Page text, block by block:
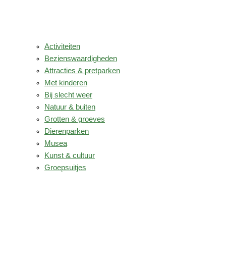
Activiteiten
Bezienswaardigheden
Attracties & pretparken
Met kinderen
Bij slecht weer
Natuur & buiten
Grotten & groeves
Dierenparken
Musea
Kunst & cultuur
Groepsuitjes